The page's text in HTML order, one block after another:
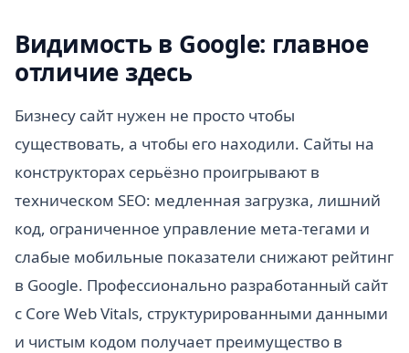
Видимость в Google: главное
отличие здесь
Бизнесу сайт нужен не просто чтобы
существовать, а чтобы его находили. Сайты на
конструкторах серьёзно проигрывают в
техническом SEO: медленная загрузка, лишний
код, ограниченное управление мета-тегами и
слабые мобильные показатели снижают рейтинг
в Google. Профессионально разработанный сайт
с Core Web Vitals, структурированными данными
и чистым кодом получает преимущество в